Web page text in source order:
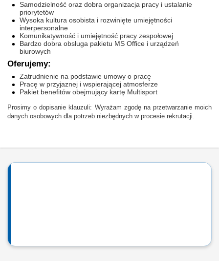
Samodzielność oraz dobra organizacja pracy i ustalanie
priorytetów
Wysoka kultura osobista i rozwinięte umiejętności
interpersonalne
Komunikatywność i umiejętność pracy zespołowej
Bardzo dobra obsługa pakietu MS Office i urządzeń
biurowych
Oferujemy:
Zatrudnienie na podstawie umowy o pracę
Pracę w przyjaznej i wspierającej atmosferze
Pakiet benefitów obejmujący kartę Multisport
Prosimy o dopisanie klauzuli: Wyrażam zgodę na przetwarzanie moich
danych osobowych dla potrzeb niezbędnych w procesie rekrutacji.